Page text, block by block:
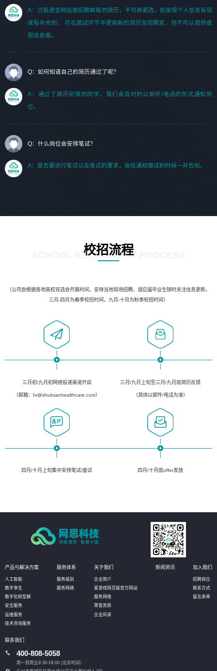
A：已投递至网站或招聘邮箱的简历，不可再更改。如发现个人信息有误
或有补充的， 可在面试环节中更新新的简历至招聘官，但不可以提供虚
假信息哦。
Q：如何知道自己的简历通过了呢？
A：通过了简历初筛的同学，我们会及时的以邮件/电话的形式通知到
位。
Q：什么岗位会安排笔试？
A：是否要进行笔试以及笔试的要求，会在通知面试的时候一并告知。
校招流程
SCHOOL RECRUIMENT PROCESS
（公司会根据各地高校双选会开展时间，安排当地现场招聘，请应届毕业生随时关注信息更新，
三月-四月为春季校招时间，九月-十月为秋季校招时间）
三月初/九月初网络投递渠道开启
（邮箱：hr@shuksanhealthcare.com）
三月/九月上旬至三月/九月底简历反馈
（具体以邮件/电话为准）
四月/十月上旬集中安排笔试/面试 四月/十月底offer发放
产品与解决方案
人工智能
数字孪生
数字化转型解
安全服务
运维服务
技术咨询服务
服务体系
服务级别
服务网络
关于我们
企业简介
爱游戏网页版官方网站
服务网络
荣誉资质
企业风采
新闻资讯 加入我们
招聘岗位
联系方式
留言表单
联系我们
400-808-5058
周一到周五9:30-18:00 (北京时间）